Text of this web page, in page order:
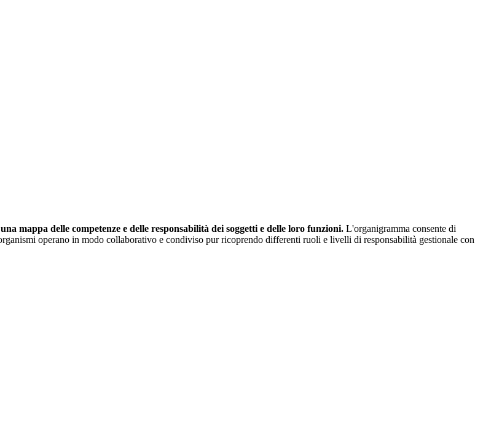
mappa delle competenze e delle responsabilità dei soggetti e delle loro funzioni. L'organigramma consente di
operano in modo collaborativo e condiviso pur ricoprendo differenti ruoli e livelli di responsabilità gestionale con